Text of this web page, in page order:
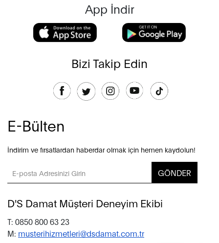
App İndir
Bizi Takip Edin
E-Bülten
İndirim ve fırsatlardan haberdar olmak için hemen kaydolun!
GÖNDER
D'S Damat Müşteri Deneyim Ekibi
T: 0850 800 63 23
M: musterihizmetleri@dsdamat.com.tr